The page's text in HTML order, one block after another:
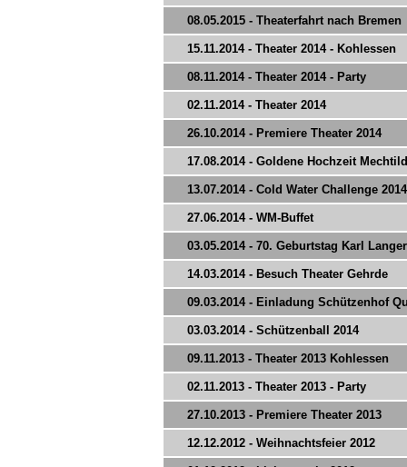
08.05.2015 - Theaterfahrt nach Bremen
15.11.2014 - Theater 2014 - Kohlessen
08.11.2014 - Theater 2014 - Party
02.11.2014 - Theater 2014
26.10.2014 - Premiere Theater 2014
17.08.2014 - Goldene Hochzeit
13.07.2014 - Cold Water Challenge 2014
27.06.2014 - WM-Buffet
03.05.2014 - 70. Geburtstag Karl Langer
14.03.2014 - Besuch Theater Gehrde
09.03.2014 - Einladung Schützenhof
03.03.2014 - Schützenball 2014
09.11.2013 - Theater 2013 Kohlessen
02.11.2013 - Theater 2013 - Party
27.10.2013 - Premiere Theater 2013
12.12.2012 - Weihnachtsfeier 2012